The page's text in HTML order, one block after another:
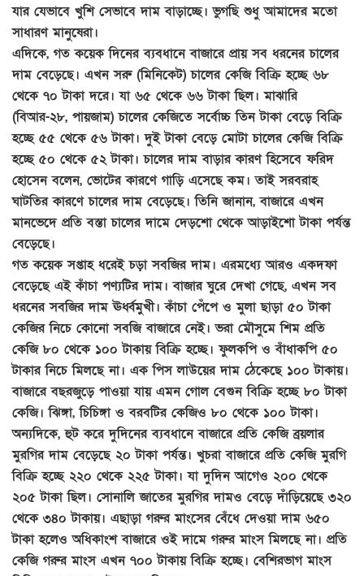
যার যেভাবে খুশি সেভাবে দাম বাড়াচ্ছে। ভুগছি শুধু আমাদের মতো
সাধারণ মানুষেরা।
এদিকে, গত কয়েক দিনের ব্যবধানে বাজারে প্রায় সব ধরনের চালের
দাম বেড়েছে। এখন সরু (মিনিকেট) চালের কেজি বিক্রি হচ্ছে ৬৮
থেকে ৭০ টাকা দরে। যা ৬৫ থেকে ৬৬ টাকা ছিল। মাঝারি
(বিআর-২৮, পায়জাম) চালের কেজিতে সর্বোচ্চ তিন টাকা বেড়ে বিক্রি
হচ্ছে ৫৫ থেকে ৫৬ টাকা। দুই টাকা বেড়ে মোটা চালের কেজি বিক্রি
হচ্ছে ৫০ থেকে ৫২ টাকা। চালের দাম বাড়ার কারণ হিসেবে ফরিদ
হোসেন বলেন, ভোটের কারণে গাড়ি এসেছে কম। তাই সরবরাহ
ঘাটতির কারণে চালের দাম বেড়েছে। তিনি জানান, বাজারে এখন
মানভেদে প্রতি বস্তা চালের দামে দেড়শো থেকে আড়াইশো টাকা পর্যন্ত
বেড়েছে।
গত কয়েক সপ্তাহ ধরেই চড়া সবজির দাম। এরমধ্যে আরও একদফা
বেড়েছে এই কাঁচা পণ্যটির দাম। বাজার ঘুরে দেখা গেছে, এখন সব
ধরনের সবজির দাম ঊর্ধ্বমুখী। কাঁচা পেঁপে ও মুলা ছাড়া ৫০ টাকা
কেজির নিচে কোনো সবজি বাজারে নেই। ভরা মৌসুমে শিম প্রতি
কেজি ৮০ থেকে ১০০ টাকায় বিক্রি হচ্ছে। ফুলকপি ও বাঁধাকপি ৫০
টাকার নিচে মিলছে না। এক পিস লাউয়ের দাম ঠেকেছে ১০০ টাকায়।
বাজারে বছরজুড়ে পাওয়া যায় এমন গোল বেগুন বিক্রি হচ্ছে ৮০ টাকা
কেজি। ঝিঙ্গা, চিচিঙ্গা ও বরবটির কেজিও ৮০ থেকে ১০০ টাকা।
অন্যদিকে, হুট করে দুদিনের ব্যবধানে বাজারে প্রতি কেজি ব্রয়লার
মুরগির দাম বেড়েছে ২০ টাকা পর্যন্ত। খুচরা বাজারে প্রতি কেজি মুরগি
বিক্রি হচ্ছে ২২০ থেকে ২২৫ টাকা। যা দুদিন আগেও ২০০ থেকে
২০৫ টাকা ছিল। সোনালি জাতের মুরগির দামও বেড়ে দাঁড়িয়েছে ৩২০
থেকে ৩৪০ টাকায়। এছাড়া গরুর মাংসের বেঁধে দেওয়া দাম ৬৫০
টাকা হলেও অধিকাংশ বাজারে ওই দামে গরুর মাংস মিলছে না। প্রতি
কেজি গরুর মাংস এখন ৭০০ টাকায় বিক্রি হচ্ছে। বেশিরভাগ মাংস